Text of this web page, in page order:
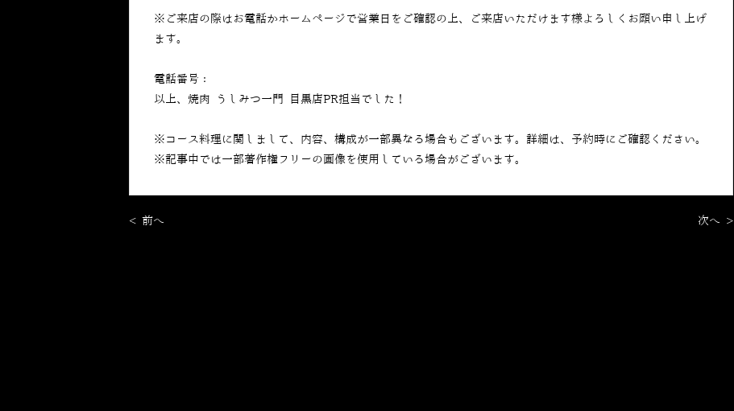
※ご来店の際はお電話かホームページで営業日をご確認の上、ご来店いただけます様よろしくお願い申し上げ
ます。
電話番号：
以上、焼肉 うしみつ一門 目黒店PR担当でした！
※コース料理に関しまして、内容、構成が一部異なる場合もございます。詳細は、予約時にご確認ください。
※記事中では一部著作権フリーの画像を使用している場合がございます。
< 前へ 次へ >